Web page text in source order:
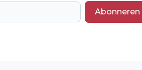
Abonneren